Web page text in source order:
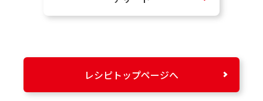
レシピトップページへ